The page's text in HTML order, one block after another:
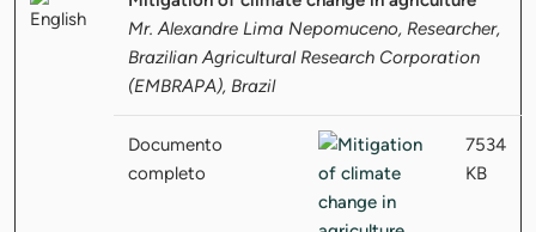
Mr. Alexandre Lima Nepomuceno, Researcher,
Brazilian Agricultural Research Corporation
(EMBRAPA), Brazil
Documento
completo
7534
KB